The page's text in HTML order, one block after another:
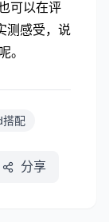
可以在评
测感受，说
。
搭配
分享